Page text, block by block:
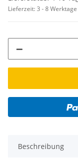
Lieferzeit:3 - 8 Werktage
Beschreibung